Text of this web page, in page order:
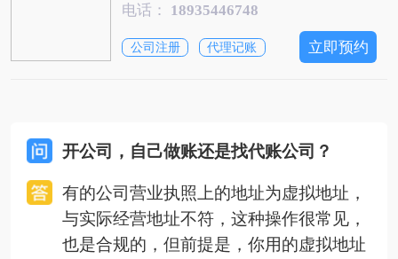
电话： 18935446748
公司注册 代理记账 立即预约
开公司，自己做账还是找代账公司？
有的公司营业执照上的地址为虚拟地址，
与实际经营地址不符，这种操作很常见，
也是合规的，但前提是，你用的虚拟地址